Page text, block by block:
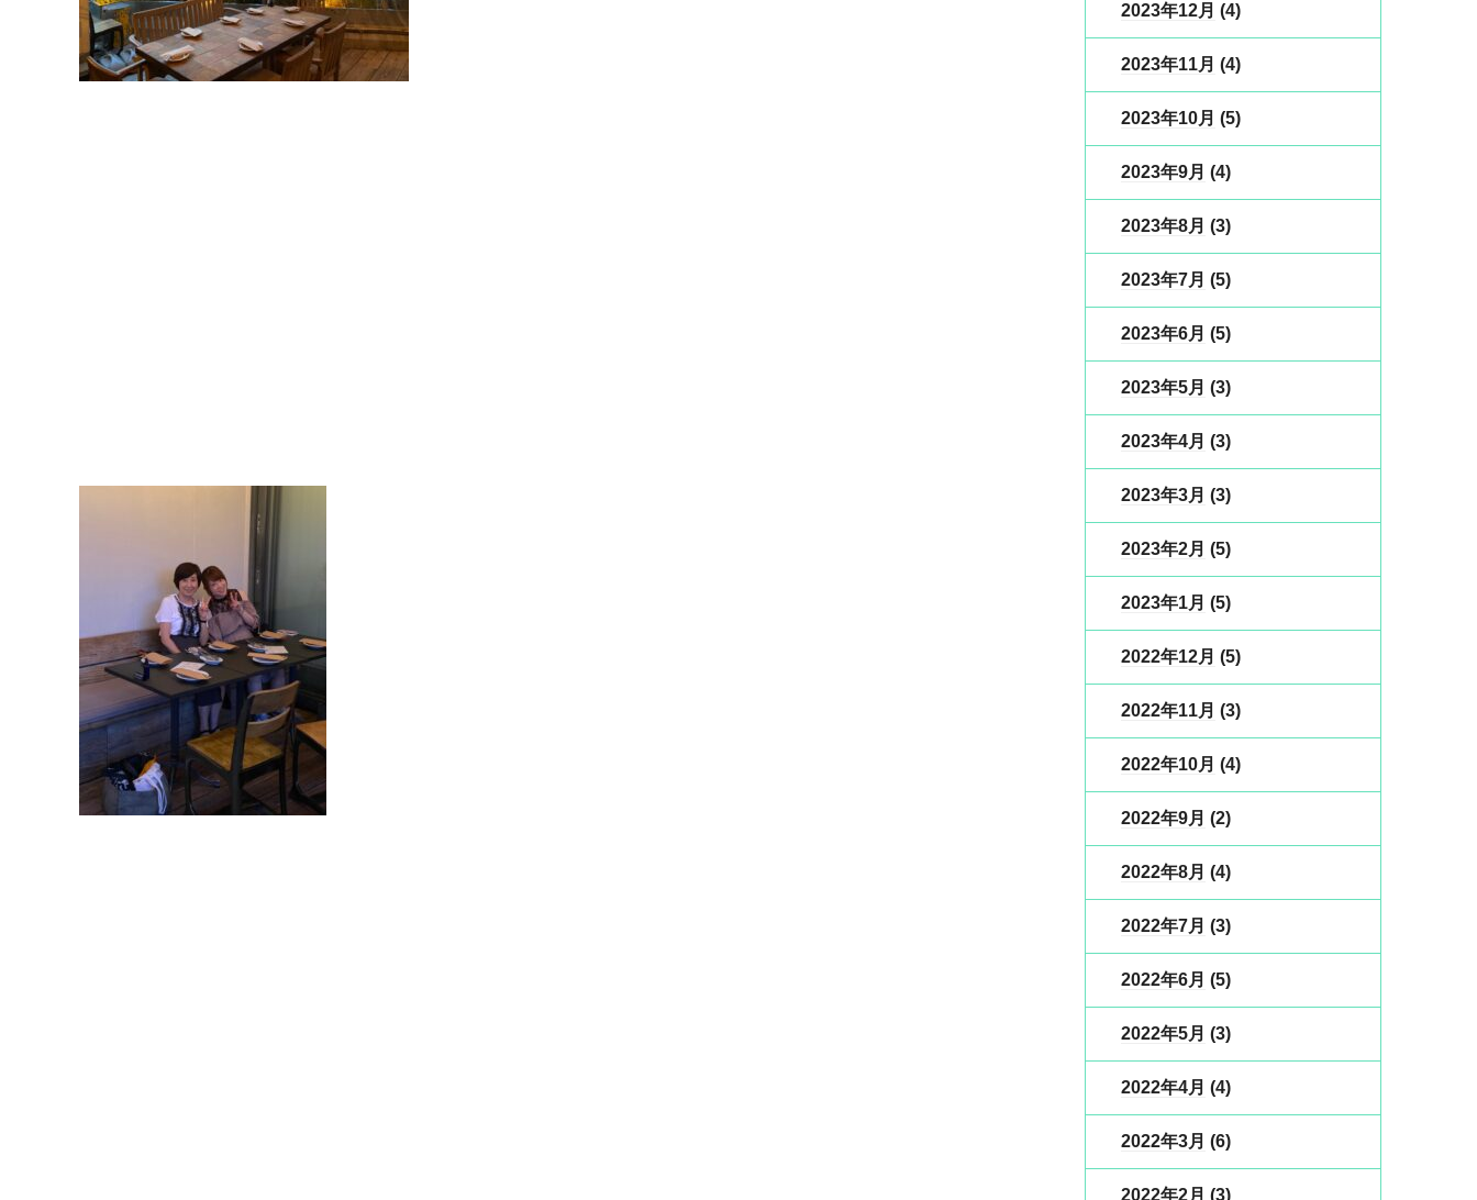
2023年12月 (4)
2023年11月 (4)
2023年10月 (5)
2023年9月 (4)
2023年8月 (3)
2023年7月 (5)
2023年6月 (5)
2023年5月 (3)
2023年4月 (3)
2023年3月 (3)
2023年2月 (5)
2023年1月 (5)
2022年12月 (5)
2022年11月 (3)
2022年10月 (4)
2022年9月 (2)
2022年8月 (4)
2022年7月 (3)
2022年6月 (5)
2022年5月 (3)
2022年4月 (4)
2022年3月 (6)
2022年2月 (3)